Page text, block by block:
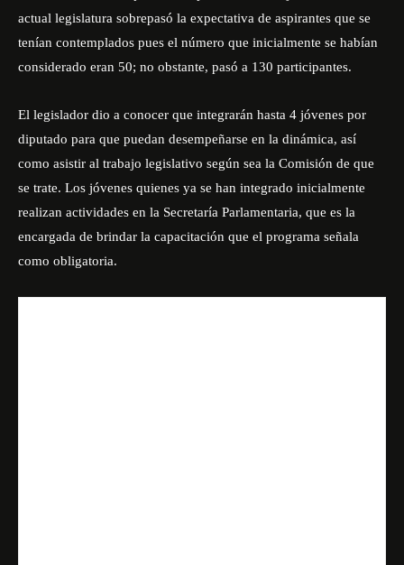
actual legislatura sobrepasó la expectativa de aspirantes que se
tenían contemplados pues el número que inicialmente se habían
considerado eran 50; no obstante, pasó a 130 participantes.
El legislador dio a conocer que integrarán hasta 4 jóvenes por
diputado para que puedan desempeñarse en la dinámica, así
como asistir al trabajo legislativo según sea la Comisión de que
se trate. Los jóvenes quienes ya se han integrado inicialmente
realizan actividades en la Secretaría Parlamentaria, que es la
encargada de brindar la capacitación que el programa señala
como obligatoria.